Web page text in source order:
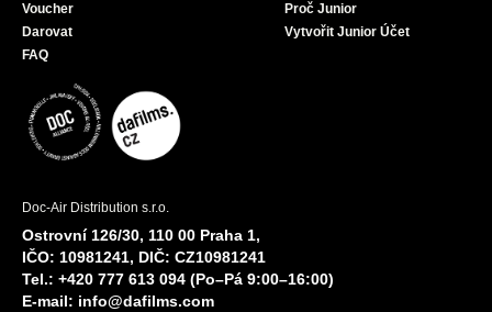
Voucher
Darovat
FAQ
Proč Junior
Vytvořit Junior Účet
Doc-Air Distribution s.r.o.
Ostrovní 126/30, 110 00 Praha 1,
IČO: 10981241, DIČ: CZ10981241
Tel.: +420 777 613 094 (Po–Pá 9:00–16:00)
E-mail: info@dafilms.com